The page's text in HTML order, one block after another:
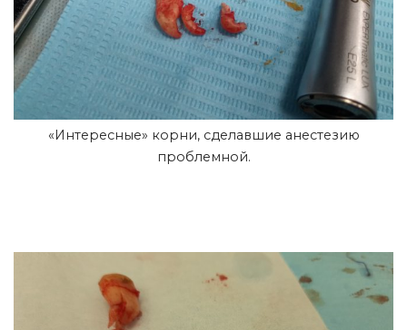
«Интересные» корни, сделавшие анестезию
проблемной.